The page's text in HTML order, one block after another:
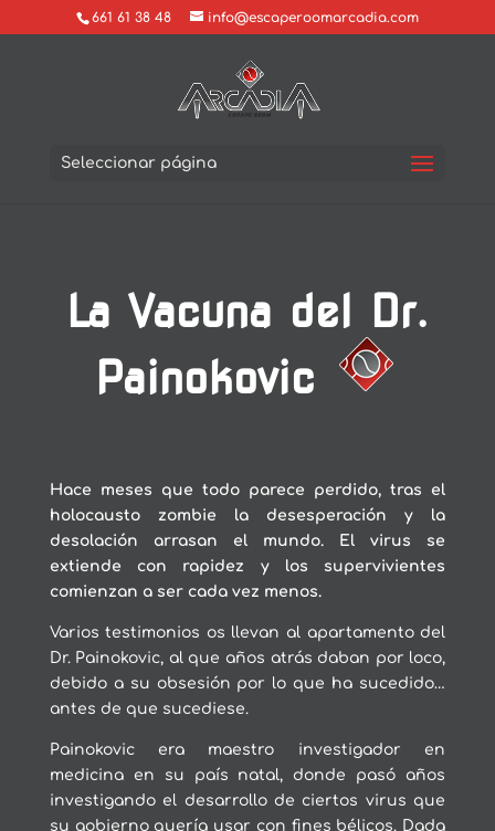
661 61 38 48 info@escaperoomarcadia.com
Seleccionar página
La Vacuna del Dr.
Painokovic
Hace meses que todo parece perdido, tras el
holocausto zombie la desesperación y la
desolación arrasan el mundo. El virus se
extiende con rapidez y los supervivientes
comienzan a ser cada vez menos.
Varios testimonios os llevan al apartamento del
Dr. Painokovic, al que años atrás daban por loco,
debido a su obsesión por lo que ha sucedido…
antes de que sucediese.
Painokovic era maestro investigador en
medicina en su país natal, donde pasó años
investigando el desarrollo de ciertos virus que
su gobierno quería usar con fines bélicos. Dada